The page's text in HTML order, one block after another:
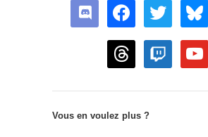
discord facebook twitter bluesky
threads twitch youtube
Vous en voulez plus ?